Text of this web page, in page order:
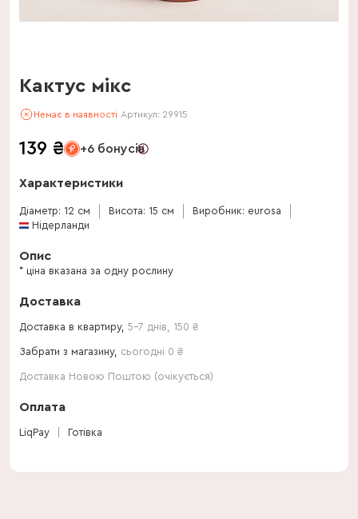
Кактус мікс
Немає в наявності Артикул: 29915
139 ₴ +6 бонусів
Характеристики
Діаметр: 12 см Висота: 15 см
Виробник: eurosa
Нідерланди
Опис
* ціна вказана за одну рослину
Доставка
Доставка в квартиру, 5-7 днів 150 ₴
Забрати з магазину, сьогодні 0 ₴
Доставка Новою Поштою (очікується)
Оплата
LiqPay Готівка